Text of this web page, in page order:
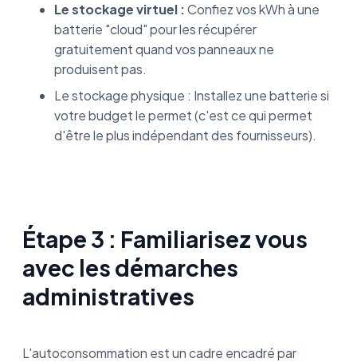
Le stockage virtuel :Confiez vos kWh à une
batterie "cloud" pour les récupérer
gratuitement quand vos panneaux ne
produisent pas.
Le stockage physique : Installez une batterie si
votre budget le permet (c'est ce qui permet
d'être le plus indépendant des fournisseurs).
Étape 3 : Familiarisez vous
avec les démarches
administratives
L'autoconsommation est un cadre encadré par